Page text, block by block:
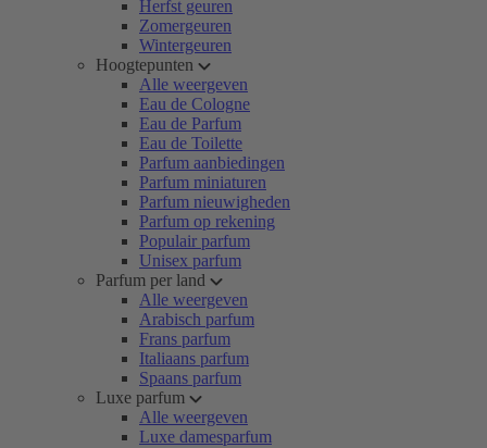
Herfst geuren
Zomergeuren
Wintergeuren
Hoogtepunten
Alle weergeven
Eau de Cologne
Eau de Parfum
Eau de Toilette
Parfum aanbiedingen
Parfum miniaturen
Parfum nieuwigheden
Parfum op rekening
Populair parfum
Unisex parfum
Parfum per land
Alle weergeven
Arabisch parfum
Frans parfum
Italiaans parfum
Spaans parfum
Luxe parfum
Alle weergeven
Luxe damesparfum